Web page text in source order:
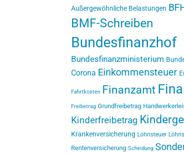
Außergewöhnliche Belastungen
BMF-Schreiben
Bundesfinanzhof
Bundesfinanzministerium
Corona Einkommensteuer
Fahrtkosten Finanzamt
Freibetrag Grundfreibetrag
Kinderfreibetrag
Krankenversicherung Lohnsteuer
Rentenversicherung Scheidung